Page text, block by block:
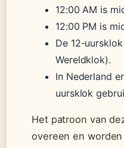
12:00 AM is
12:00 PM is
De 12-
Wereldklok).
In Nederland
uursklok
Het patroon van
overeen en